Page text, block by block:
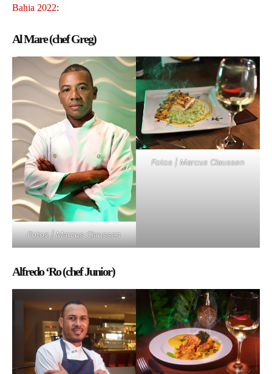
Bahia 2022:
Al Mare (chef Greg)
Fotos | Marcus Claussen
Fotos | Marcus Claussen
Alfredo ‘Ro (chef Junior)